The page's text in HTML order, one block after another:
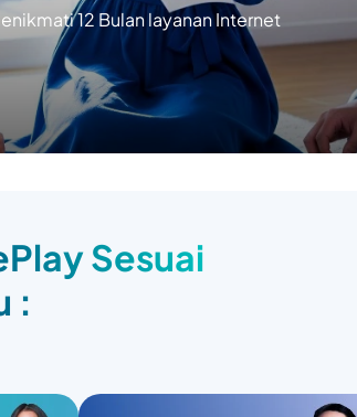
12 Bulan layanan Internet
Sesuai
: